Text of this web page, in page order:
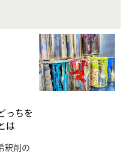
っちを
は
釈剤の